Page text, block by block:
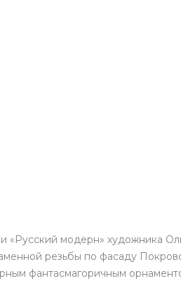
«Русский модерн» художника
резьбы по фасаду
фантасмагоричным